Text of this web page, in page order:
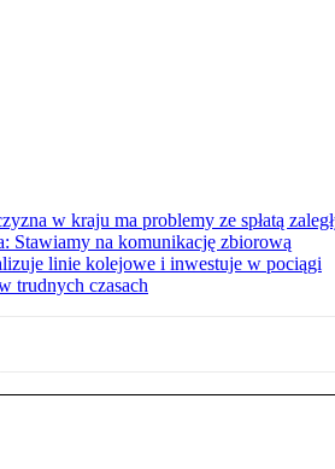
w kraju ma problemy ze spłatą
Stawiamy na komunikację zbiorową
linie kolejowe i inwestuje w pociągi
trudnych czasach